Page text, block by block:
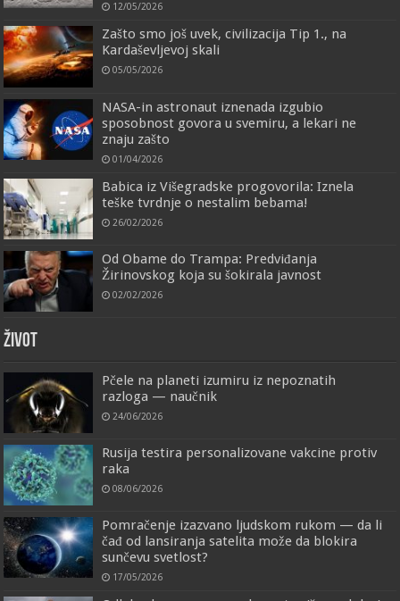
12/05/2026
Zašto smo još uvek, civilizacija Tip 1., na
Kardaševljevoj skali
05/05/2026
NASA-in astronaut iznenada izgubio
sposobnost govora u svemiru, a lekari ne
znaju zašto
01/04/2026
Babica iz Višegradske progovorila: Iznela
teške tvrdnje o nestalim bebama!
26/02/2026
Od Obame do Trampa: Predviđanja
Žirinovskog koja su šokirala javnost
02/02/2026
ŽIVOT
Pčele na planeti izumiru iz nepoznatih
razloga — naučnik
24/06/2026
Rusija testira personalizovane vakcine protiv
raka
08/06/2026
Pomračenje izazvano ljudskom rukom — da li
čađ od lansiranja satelita može da blokira
sunčevu svetlost?
17/05/2026